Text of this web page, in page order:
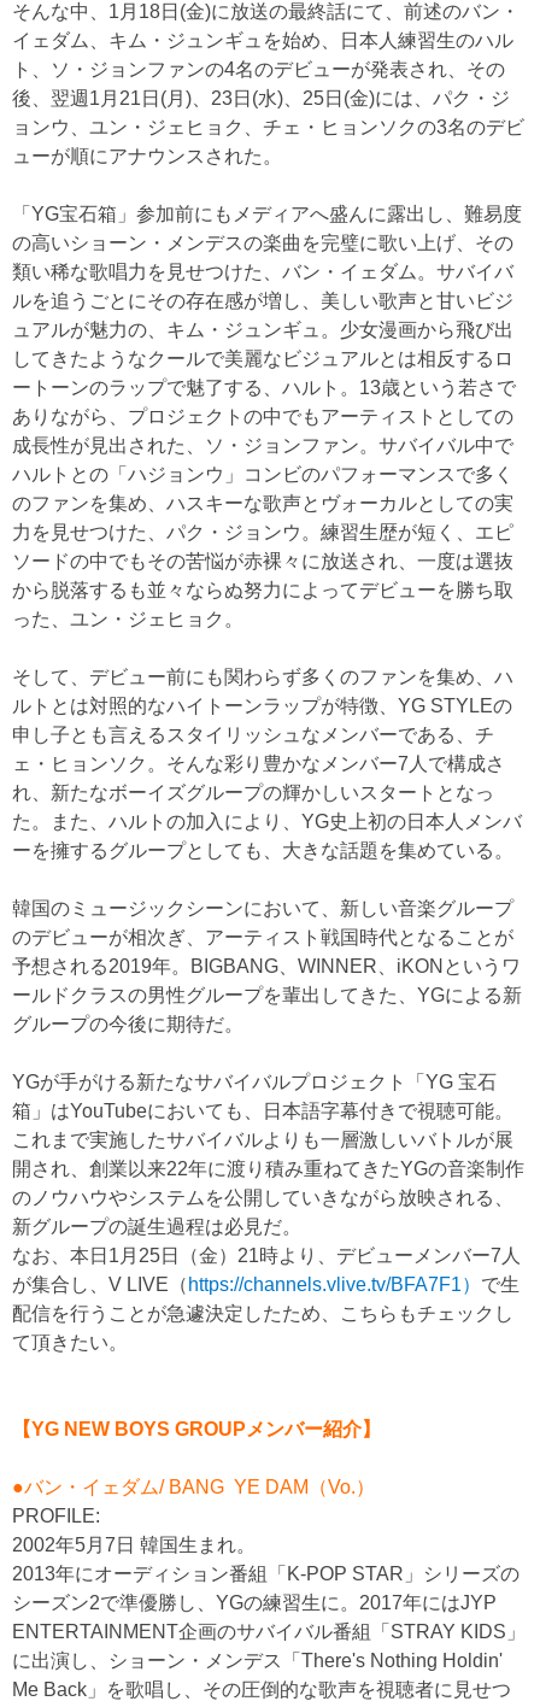
そんな中、1月18日(金)に放送の最終話にて、前述のバン・
イェダム、キム・ジュンギュを始め、日本人練習生のハル
ト、ソ・ジョンファンの4名のデビューが発表され、その
後、翌週1月21日(月)、23日(水)、25日(金)には、パク・ジ
ョンウ、ユン・ジェヒョク、チェ・ヒョンソクの3名のデビ
ューが順にアナウンスされた。
「YG宝石箱」参加前にもメディアへ盛んに露出し、難易度
の高いショーン・メンデスの楽曲を完璧に歌い上げ、その
類い稀な歌唱力を見せつけた、バン・イェダム。サバイバ
ルを追うごとにその存在感が増し、美しい歌声と甘いビジ
ュアルが魅力の、キム・ジュンギュ。少女漫画から飛び出
してきたようなクールで美麗なビジュアルとは相反するロ
ートーンのラップで魅了する、ハルト。13歳という若さで
ありながら、プロジェクトの中でもアーティストとしての
成長性が見出された、ソ・ジョンファン。サバイバル中で
ハルトとの「ハジョンウ」コンビのパフォーマンスで多く
のファンを集め、ハスキーな歌声とヴォーカルとしての実
力を見せつけた、パク・ジョンウ。練習生歴が短く、エピ
ソードの中でもその苦悩が赤裸々に放送され、一度は選抜
から脱落するも並々ならぬ努力によってデビューを勝ち取
った、ユン・ジェヒョク。
そして、デビュー前にも関わらず多くのファンを集め、ハ
ルトとは対照的なハイトーンラップが特徴、YG STYLEの
申し子とも言えるスタイリッシュなメンバーである、チ
ェ・ヒョンソク。そんな彩り豊かなメンバー7人で構成さ
れ、新たなボーイズグループの輝かしいスタートとなっ
た。また、ハルトの加入により、YG史上初の日本人メンバ
ーを擁するグループとしても、大きな話題を集めている。
韓国のミュージックシーンにおいて、新しい音楽グループ
のデビューが相次ぎ、アーティスト戦国時代となることが
予想される2019年。BIGBANG、WINNER、iKONというワ
ールドクラスの男性グループを輩出してきた、YGによる新
グループの今後に期待だ。
YGが手がける新たなサバイバルプロジェクト「YG 宝石
箱」はYouTubeにおいても、日本語字幕付きで視聴可能。
これまで実施したサバイバルよりも一層激しいバトルが展
開され、創業以来22年に渡り積み重ねてきたYGの音楽制作
のノウハウやシステムを公開していきながら放映される、
新グループの誕生過程は必見だ。
なお、本日1月25日（金）21時より、デビューメンバー7人
が集合し、V LIVE（ https://channels.vlive.tv/BFA7F1） で生
配信を行うことが急遽決定したため、こちらもチェックし
て頂きたい。
【YG NEW BOYS GROUPメンバー紹介】
●バン・イェダム/ BANG YE DAM（Vo.）
PROFILE:
2002年5月7日 韓国生まれ。
2013年にオーディション番組「K-POP STAR」シリーズの
シーズン2で準優勝し、YGの練習生に。2017年にはJYP
ENTERTAINMENT企画のサバイバル番組「STRAY KIDS」
に出演し、ショーン・メンデス「There's Nothing Holdin'
Me Back」を歌唱し、その圧倒的な歌声を視聴者に見せつ